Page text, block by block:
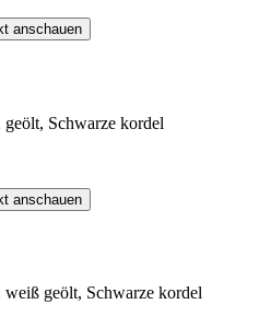
anschauen
Schwarze kordel
anschauen
geölt, Schwarze kordel